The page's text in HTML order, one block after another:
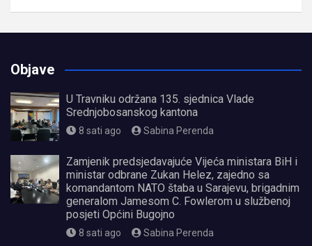
Objave
U Travniku održana 135. sjednica Vlade
Srednjobosanskog kantona
8 sati ago Sabina Perenda
Zamjenik predsjedavajuće Vijeća ministara BiH i
ministar odbrane Zukan Helez, zajedno sa
komandantom NATO štaba u Sarajevu, brigadnim
generalom Jamesom C. Fowlerom u službenoj
posjeti Općini Bugojno
8 sati ago Sabina Perenda